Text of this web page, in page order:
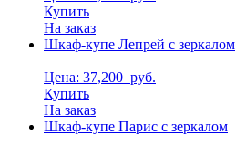
Купить
На заказ
Шкаф-купе Лепрей с зеркалом
Цена: 37,200 руб.
Купить
На заказ
Шкаф-купе Парис с зеркалом